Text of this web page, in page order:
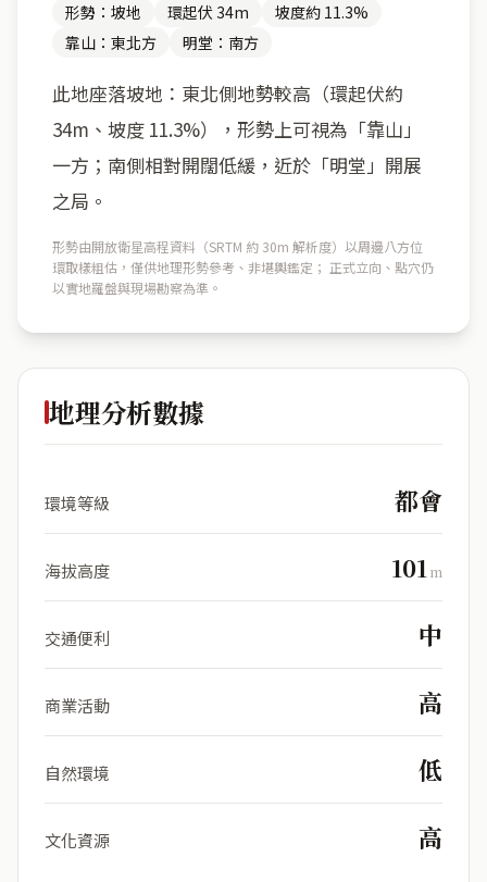
形勢：坡地 環起伏 34m
坡度約 11.3%
靠山：東北方
明堂：南方
此地座落坡地：東北側地勢較高（環起伏約
34m、坡度 11.3%），形勢上可視為「靠山」
一方；南側相對開闊低緩，近於「明堂」開展
之局。
形勢由開放衛星高程資料（SRTM 約 30m 解析度）以周邊八方位
環取樣粗估，僅供地理形勢參考、非堪輿鑑定； 正式立向、點穴仍
以實地羅盤與現場勘察為準。
地理分析數據
環境等級 都會
海拔高度 101 m
交通便利 中
商業活動 高
自然環境 低
文化資源 高